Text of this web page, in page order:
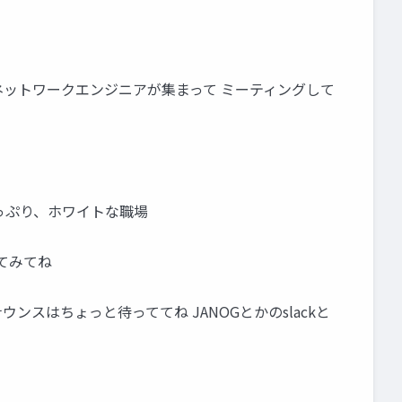
ワークエンジニアが集まって ミーティングして
り、ホワイトな職場
みてね
スはちょっと待っててね JANOGとかのslackと